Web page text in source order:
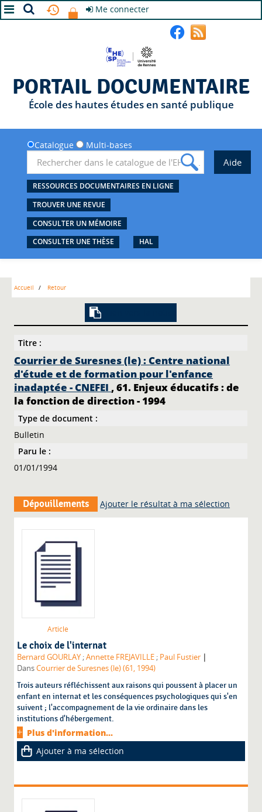
Me connecter
PORTAIL DOCUMENTAIRE
École des hautes études en santé publique
Catalogue Multi-bases
RESSOURCES DOCUMENTAIRES EN LIGNE
TROUVER UNE REVUE
CONSULTER UN MÉMOIRE
CONSULTER UNE THÈSE
HAL
Accueil Retour
Titre :
Courrier de Suresnes (le) : Centre national
d'étude et de formation pour l'enfance
inadaptée - CNEFEI , 61. Enjeux éducatifs : de
la fonction de direction - 1994
Type de document :
Bulletin
Paru le :
01/01/1994
Dépouillements Ajouter le résultat à ma sélection
Article
Le choix de l'internat
Bernard GOURLAY ;Annette FREJAVILLE ; Paul Fustier |
DansCourrier de Suresnes (le) (61, 1994)
Trois auteurs réfléchissent aux raisons qui poussent à placer un
enfant en internat et les conséquences psychologiques qui s'en
suivent ; l'accompagnement de la vie ordinaire dans les
institutions d'hébergement.
Plus d'information...
Ajouter à ma sélection